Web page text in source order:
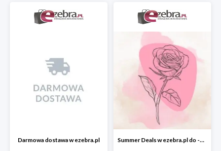
Darmowa dostawa w ezebra.pl Summer Deals w ezebra.pl do -50%